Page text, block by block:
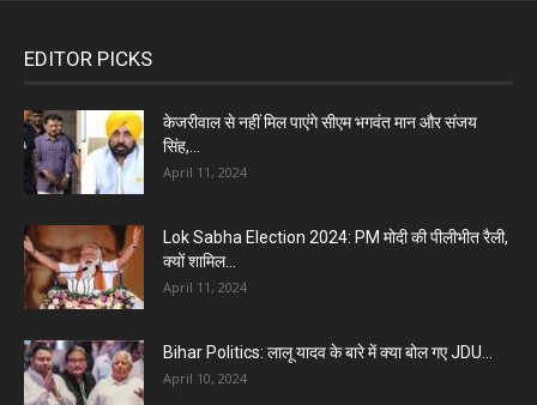
EDITOR PICKS
केजरीवाल से नहीं मिल पाएंगे सीएम भगवंत मान और संजय
सिंह,...
April 11, 2024
Lok Sabha Election 2024: PM मोदी की पीलीभीत रैली,
क्यों शामिल...
April 11, 2024
Bihar Politics: लालू यादव के बारे में क्या बोल गए JDU...
April 10, 2024